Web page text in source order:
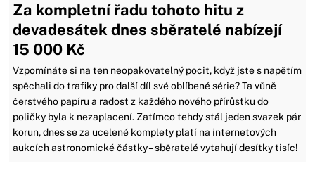
Za kompletní řadu tohoto hitu z
devadesátek dnes sběratelé nabízejí
15 000 Kč
Vzpomínáte si na ten neopakovatelný pocit, když jste s napětím
spěchali do trafiky pro další díl své oblíbené série? Ta vůně
čerstvého papíru a radost z každého nového přírůstku do
poličky byla k nezaplacení. Zatímco tehdy stál jeden svazek pár
korun, dnes se za ucelené komplety platí na internetových
aukcích astronomické částky – sběratelé vytahují desítky tisíc!